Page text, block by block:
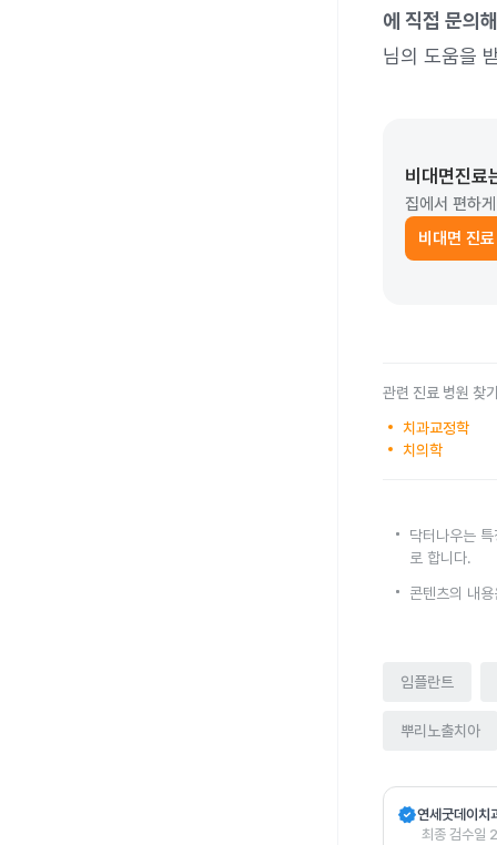
에 직접 문의
님의 도움을
비대면진료
집에서 편하
비대면 진
관련 진료 병원 찾
치과교정학
치의학
닥터나우는
로 합니다.
콘텐츠의 내
임플란트
뿌리노출치아
verified연세굿데이치
최종 검수일